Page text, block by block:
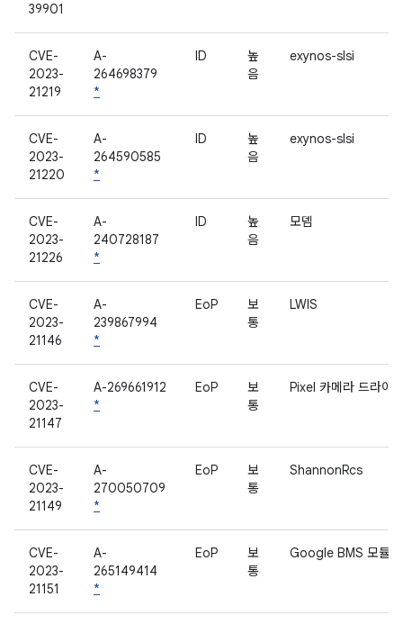
39901
CVE-
2023-
21219
A-
264698379
*
ID
높
음
exynos-slsi
CVE-
2023-
21220
A-
264590585
*
ID
높
음
exynos-slsi
CVE-
2023-
21226
A-
240728187
*
ID
높
음
모뎀
CVE-
2023-
21146
A-
239867994
*
EoP
보
통
LWIS
CVE-
2023-
21147
A-269661912
*
EoP
보
통
Pixel 카메라 드라이
CVE-
2023-
21149
A-
270050709
*
EoP
보
통
ShannonRcs
CVE-
2023-
21151
A-
265149414
*
EoP
보
통
Google BMS 모듈